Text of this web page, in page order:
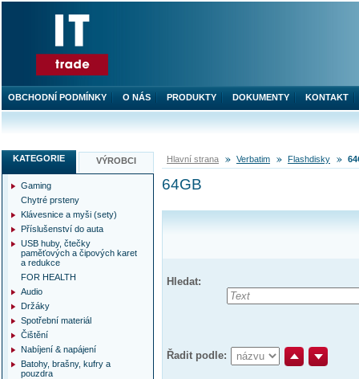
Hlavní strana Verbatim Flashdisky
64GB
Hledat:
Řadit podle:
KATEGORIE VÝROBCI
Gaming
Chytré prsteny
Klávesnice a myši (sety)
Příslušenství do auta
USB huby, čtečky
paměťových a čipových karet
a redukce
FOR HEALTH
Audio
Držáky
Spotřební materiál
Čištění
Nabíjení & napájení
Batohy, brašny, kufry a
pouzdra
OBCHODNÍ PODMÍNKY O NÁS PRODUKTY DOKUMENTY KONTAKT